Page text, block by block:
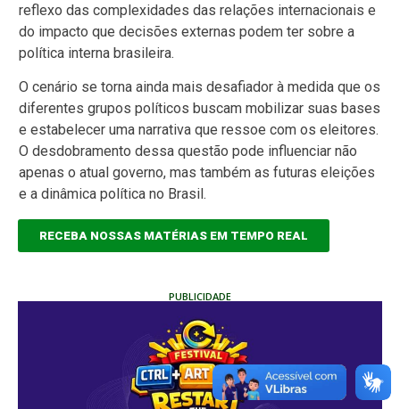
reflexo das complexidades das relações internacionais e
do impacto que decisões externas podem ter sobre a
política interna brasileira.
O cenário se torna ainda mais desafiador à medida que os
diferentes grupos políticos buscam mobilizar suas bases
e estabelecer uma narrativa que ressoe com os eleitores.
O desdobramento dessa questão pode influenciar não
apenas o atual governo, mas também as futuras eleições
e a dinâmica política no Brasil.
RECEBA NOSSAS MATÉRIAS EM TEMPO REAL
PUBLICIDADE